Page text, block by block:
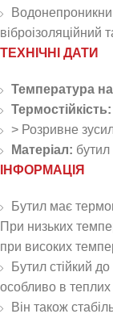
віброізоляційний
ТЕХНІЧНІ ДАТИ
Температура
Термостійкість:
> Розривне
Матеріал: бутил
ІНФОРМАЦІЯ
Бутил має
При низьких
при високих
Бутил стійкий
особливо в теплих
Він також